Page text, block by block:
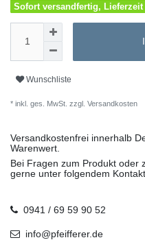
Sofort versandfertig, Lieferzeit
Wunschliste
* inkl. ges. MwSt. zzgl. Versandkosten
Versandkostenfrei innerhalb
Warenwert.
Bei Fragen zum Produkt oder
gerne unter folgendem
0941 / 69 59 90 52
info@pfeifferer.de